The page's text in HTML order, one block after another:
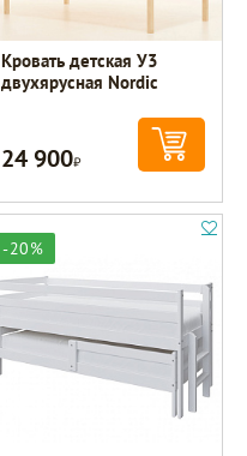
Кровать детская У3
двухярусная Nordic
24 900Р
-20%